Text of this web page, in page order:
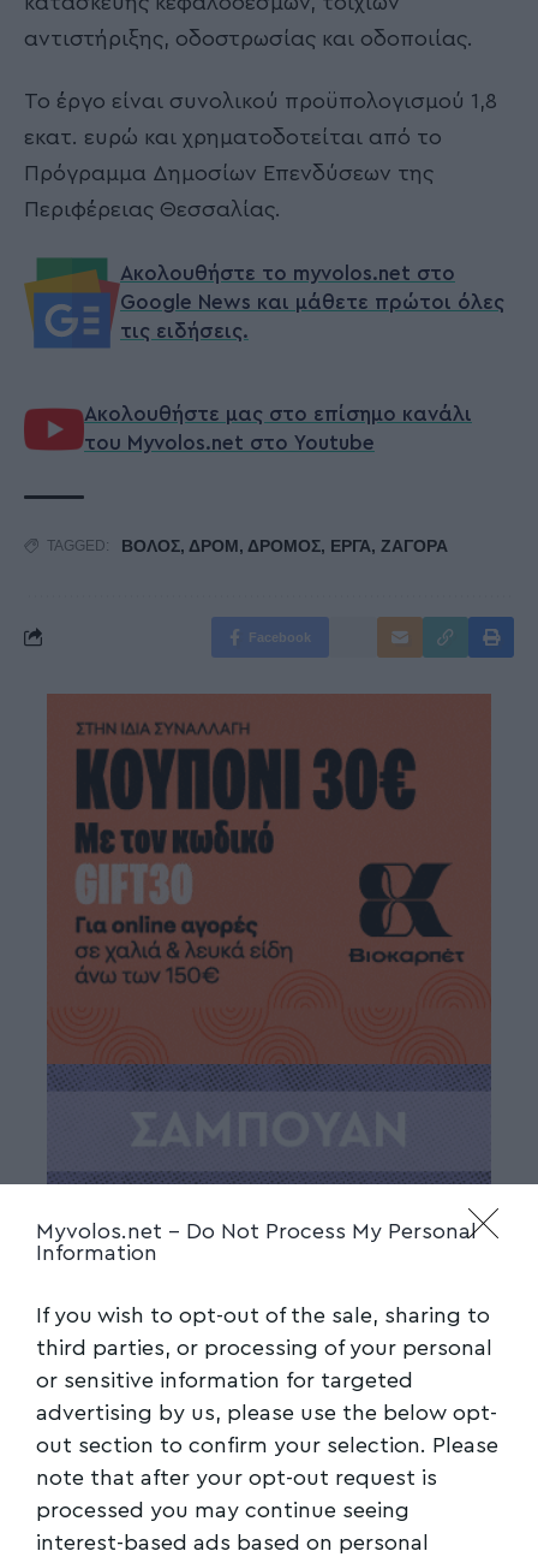
Myvolos.net - Do Not Process My Personal
Information
If you wish to opt-out of the sale, sharing to
third parties, or processing of your personal
or sensitive information for targeted
advertising by us, please use the below opt-
out section to confirm your selection. Please
note that after your opt-out request is
processed you may continue seeing
interest-based ads based on personal
αντιστήριξης, οδοστρωσίας και οδοποιίας.
Το έργο είναι συνολικού προϋπολογισμού 1,8
εκατ. ευρώ και χρηματοδοτείται από το
Πρόγραμμα Δημοσίων Επενδύσεων της
Περιφέρειας Θεσσαλίας.
Ακολουθήστε το myvolos.net στο
Google News και μάθετε πρώτοι όλες
τις ειδήσεις.
Ακολουθήστε μας στο επίσημο κανάλι
του Myvolos.net στο Youtube
TAGGED: ΒΟΛΟΣ, ΔΡΟΜ, ΔΡΟΜΟΣ, ΕΡΓΑ, ΖΑΓΟΡΑ
Facebook